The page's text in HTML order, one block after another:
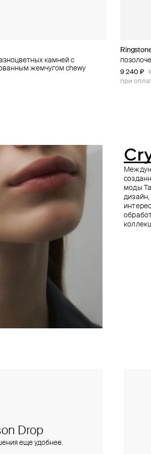
камней с
жемчугом chewy
9 240 ₽
при
из керамики и
камней
10 208 ₽
при
magic fungi «cupidcap»
колье с
9 000 ₽
concept
blue
Aloud
колье
8 900 ₽
моды
Drop
еще удобнее.